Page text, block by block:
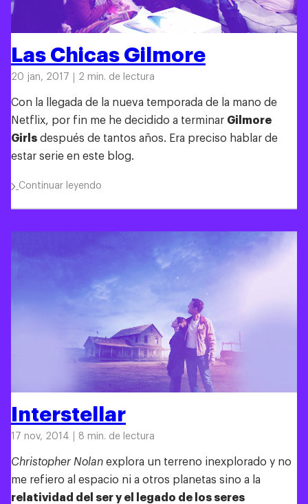
Las Chicas Gilmore
20 jan, 2017 2 min. de lectura
Con la llegada de la nueva temporada de la mano de
Netflix, por fin me he decidido a terminar Gilmore
Girls después de tantos años. Era preciso hablar de
estar serie en este blog.
Continuar leyendo
Interstellar
17 nov, 2014 8 min. de lectura
Christopher Nolan explora un terreno inexplorado y no
me refiero al espacio ni a otros planetas sino a la
relatividad del ser y el legado de los seres